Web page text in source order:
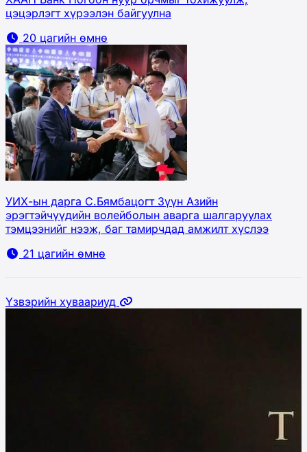
цэцэрлэгт хүрээлэн байгуулна
20 цагийн өмнө
УИХ-ын дарга С.Бямбацогт Зүүн Азийн
эрэгтэйчүүдийн волейболын аварга шалгаруулах
тэмцээнийг нээж, баг тамирчдад амжилт хүслээ
21 цагийн өмнө
Үзвэрийн хуваариуд